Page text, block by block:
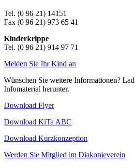
Tel. (0 96 21) 14151
Fax (0 96 21) 973 65 41
Kinderkrippe
Tel. (0 96 21) 914 97 71
Melden Sie Ihr Kind an
Wünschen Sie weitere Informationen?
Infomaterial herunter.
Download Flyer
Download KiTa ABC
Download Kurzkonzeption
Werden Sie Mitglied im Diakonieverein